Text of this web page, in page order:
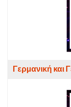
Γερμανική